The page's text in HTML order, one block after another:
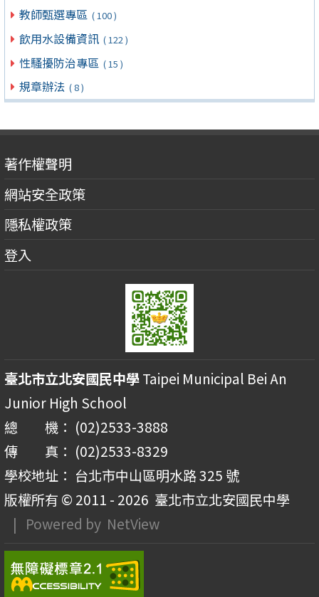
教師甄選專區 ( 100 )
飲用水設備資訊 ( 122 )
性騷擾防治專區 ( 15 )
規章辦法 ( 8 )
著作權聲明
網站安全政策
隱私權政策
登入
臺北市立北安國民中學Taipei Municipal Bei An
Junior High School
總 機： (02)2533-3888
傳 真： (02)2533-8329
學校地址： 台北市中山區明水路 325 號
版權所有 © 2011 - 2026 臺北市立北安國民中學
| Powered by NetView